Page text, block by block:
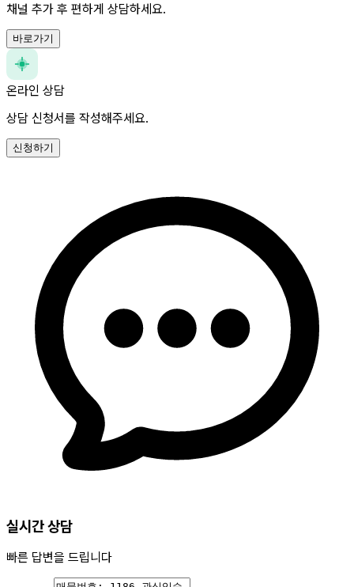
채널 추가 후 편하게 상담하세요.
바로가기
온라인 상담
상담 신청서를 작성해주세요.
신청하기
실시간 상담
빠른 답변을 드립니다